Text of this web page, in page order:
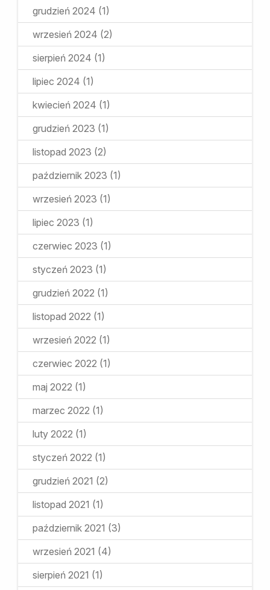
grudzień 2024 (1)
wrzesień 2024 (2)
sierpień 2024 (1)
lipiec 2024 (1)
kwiecień 2024 (1)
grudzień 2023 (1)
listopad 2023 (2)
październik 2023 (1)
wrzesień 2023 (1)
lipiec 2023 (1)
czerwiec 2023 (1)
styczeń 2023 (1)
grudzień 2022 (1)
listopad 2022 (1)
wrzesień 2022 (1)
czerwiec 2022 (1)
maj 2022 (1)
marzec 2022 (1)
luty 2022 (1)
styczeń 2022 (1)
grudzień 2021 (2)
listopad 2021 (1)
październik 2021 (3)
wrzesień 2021 (4)
sierpień 2021 (1)